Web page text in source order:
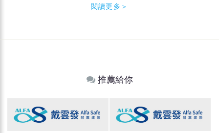
閱讀更多＞
推薦給你